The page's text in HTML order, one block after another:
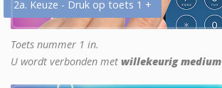
2a. Keuze - Druk op toets 1 +
Toets nummer 1 in.
U wordt verbonden met willekeurig medium